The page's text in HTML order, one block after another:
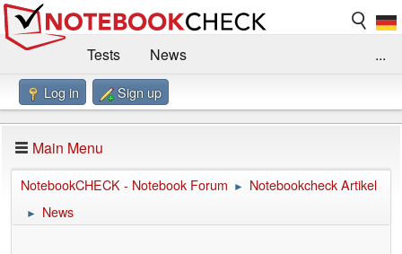
Tests
News
Benchmarks / Technik
Forum
Impressum
...
Log in Sign up
Main Menu
NotebookCHECK - Notebook Forum ► Notebookcheck Artikel
► News